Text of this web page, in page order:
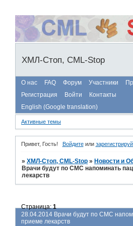
ХМЛ-Стоп, CML-Stop
О нас FAQ Форум Участники
Регистрация
Войти
Контакты
English (Google translation)
Активные темы
Привет, Гость! Войдитеили
»ХМЛ-Стоп, CML-Stop » Новости и
Врачи будут по СМС напоминать
лекарств
28.04.2014 Врачи будут по СМС
приеме лекарств
Страница:1